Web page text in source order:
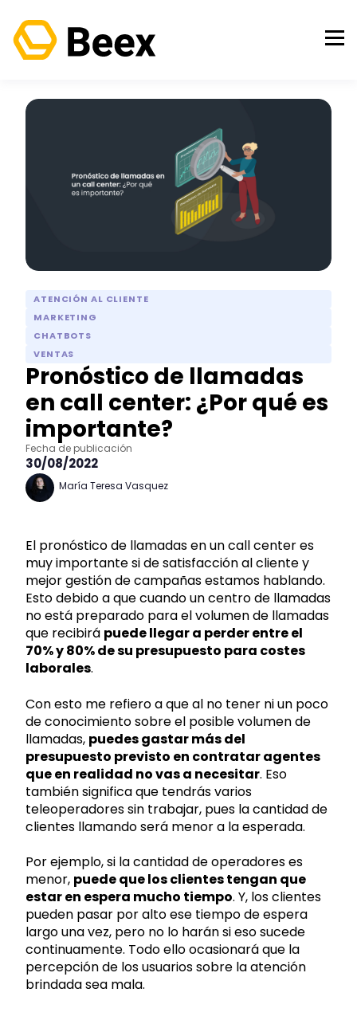
ATENCIÓN AL CLIENTE
MARKETING
CHATBOTS
VENTAS
Pronóstico de llamadas
en call center: ¿Por qué es
importante?
Fecha de publicación
30/08/2022
María Teresa Vasquez
El pronóstico de llamadas en un call center es
muy importante si de satisfacción al cliente y
mejor gestión de campañas estamos hablando.
Esto debido a que cuando un centro de llamadas
no está preparado para el volumen de llamadas
que recibirá puede llegar a perder entre el
70% y 80% de su presupuesto para costes
laborales.
Con esto me refiero a que al no tener ni un poco
de conocimiento sobre el posible volumen de
llamadas, puedes gastar más del
presupuesto previsto en contratar agentes
que en realidad no vas a necesitar. Eso
también significa que tendrás varios
teleoperadores sin trabajar, pues la cantidad de
clientes llamando será menor a la esperada.
Por ejemplo, si la cantidad de operadores es
menor, puede que los clientes tengan que
estar en espera mucho tiempo. Y, los clientes
pueden pasar por alto ese tiempo de espera
largo una vez, pero no lo harán si eso sucede
continuamente. Todo ello ocasionará que la
percepción de los usuarios sobre la atención
brindada sea mala.